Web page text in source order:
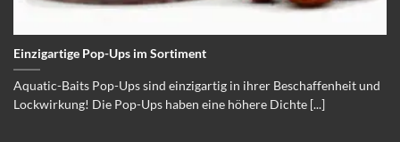
Einzigartige Pop-Ups im Sortiment
Aquatic-Baits Pop-Ups sind einzigartig in ihrer Beschaffenheit und
Lockwirkung! Die Pop-Ups haben eine höhere Dichte [...]